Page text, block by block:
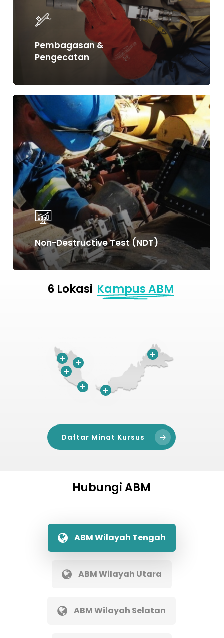
Pembagasan &
Pengecatan
Non-Destructive Test (NDT)
Learn
more
6 Lokasi Kampus ABM
Daftar Minat Kursus
Hubungi ABM
ABM Wilayah Tengah
ABM Wilayah Utara
ABM Wilayah Selatan